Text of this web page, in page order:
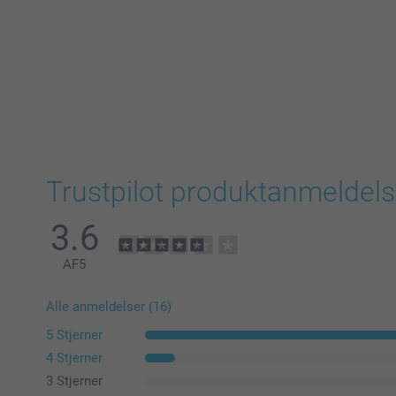
Trustpilot
3.6
AF5
Alle anmeldelser (16)
5 Stjerner
4 Stjerner
3 Stjerner